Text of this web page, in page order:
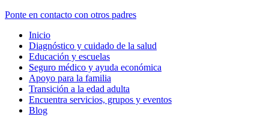
Ponte en contacto con otros padres
Inicio
Diagnóstico y cuidado de la salud
Educación y escuelas
Seguro médico y ayuda económica
Apoyo para la familia
Transición a la edad adulta
Encuentra servicios, grupos y eventos
Blog